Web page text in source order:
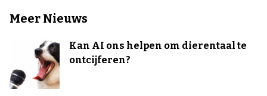
Meer Nieuws
Kan AI ons helpen om dierentaal te
ontcijferen?